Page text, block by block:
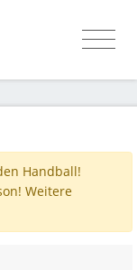
Handball!
Weitere